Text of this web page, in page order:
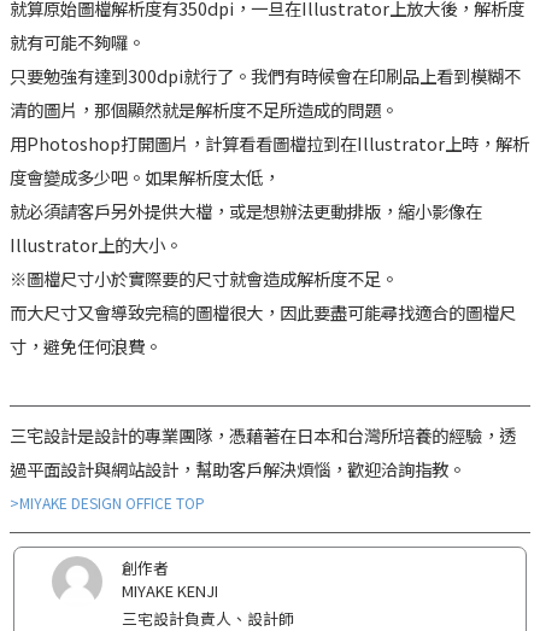
就算原始圖檔解析度有350dpi，一旦在Illustrator上放大後，解析度
就有可能不夠囉。
只要勉強有達到300dpi就行了。我們有時候會在印刷品上看到模糊不
清的圖片，那個顯然就是解析度不足所造成的問題。
用Photoshop打開圖片，計算看看圖檔拉到在Illustrator上時，解析
度會變成多少吧。如果解析度太低，
就必須請客戶另外提供大檔，或是想辦法更動排版，縮小影像在
Illustrator上的大小。
※圖檔尺寸小於實際要的尺寸就會造成解析度不足。
而大尺寸又會導致完稿的圖檔很大，因此要盡可能尋找適合的圖檔尺
寸，避免任何浪費。
三宅設計是設計的專業團隊，憑藉著在日本和台灣所培養的經驗，透
過平面設計與網站設計，幫助客戶解決煩惱，歡迎洽詢指教。
>MIYAKE DESIGN OFFICE TOP
創作者
MIYAKE KENJI
三宅設計負責人、設計師